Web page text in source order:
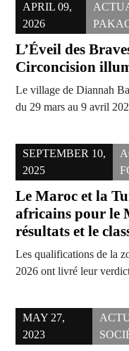
APRIL 09,
2026
L’Éveil des
Circoncision
Le village de Diannah
du 29 mars au 9 avril
SEPTEMBER 10,
2025
Le Maroc et la
africains pour le
résultats et le
Les qualifications de la
2026 ont livré leur
MAY 27,
2023